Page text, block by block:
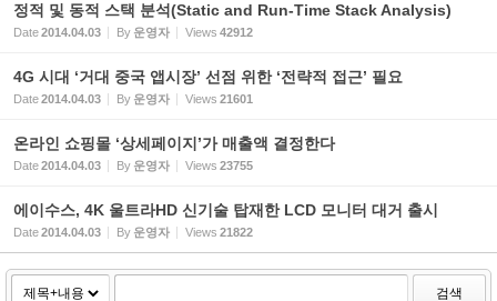
정적 및 동적 스택 분석(Static and Run-Time Stack Analysis)
Date2014.04.03 By 운영자 Views 42912
4G 시대 ‘거대 중국 앱시장’ 선점 위한 ‘전략적 접근’ 필요
Date2014.04.03 By 운영자 Views 21601
온라인 쇼핑몰 ‘상세페이지’가 매출액 결정한다
Date2014.04.03 By 운영자 Views 23755
에이수스, 4K 울트라HD 신기술 탑재한 LCD 모니터 대거 출시
Date2014.04.03 By 운영자 Views 21822
검색